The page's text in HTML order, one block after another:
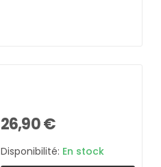
26,90 €
Disponibilité: En stock